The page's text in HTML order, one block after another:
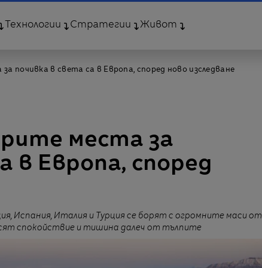
Технологии Стратегии Живот
почивка в света са в Европа, според ново изследване
места за
в Европа, според
Испания, Италия и Турция се борят с огромните маси от
спокойствие и тишина далеч от тълпите